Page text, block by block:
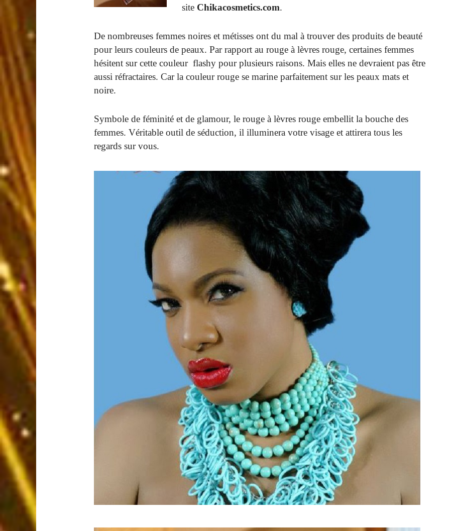
site Chikacosmetics.com.
De nombreuses femmes noires et métisses ont du mal à trouver des produits de beauté
pour leurs couleurs de peaux. Par rapport au rouge à lèvres rouge, certaines femmes
hésitent sur cette couleur flashy pour plusieurs raisons. Mais elles ne devraient pas être
aussi réfractaires. Car la couleur rouge se marine parfaitement sur les peaux mats et
noire.
Symbole de féminité et de glamour, le rouge à lèvres rouge embellit la bouche des
femmes. Véritable outil de séduction, il illuminera votre visage et attirera tous les
regards sur vous.